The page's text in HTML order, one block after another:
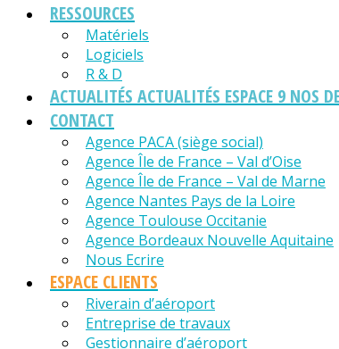
RESSOURCES
Matériels
Logiciels
R & D
ACTUALITÉS ACTUALITÉS ESPACE 9 NOS
CONTACT
Agence PACA (siège social)
Agence Île de France – Val d’Oise
Agence Île de France – Val de Marne
Agence Nantes Pays de la Loire
Agence Toulouse Occitanie
Agence Bordeaux Nouvelle Aquitaine
Nous Ecrire
ESPACE CLIENTS
Riverain d’aéroport
Entreprise de travaux
Gestionnaire d’aéroport